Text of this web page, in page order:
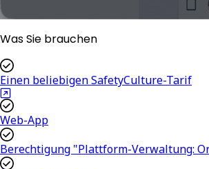
Was Sie brauchen
Einen beliebigen SafetyCulture-Tarif
Web-App
Berechtigung "Plattform-Verwaltung: